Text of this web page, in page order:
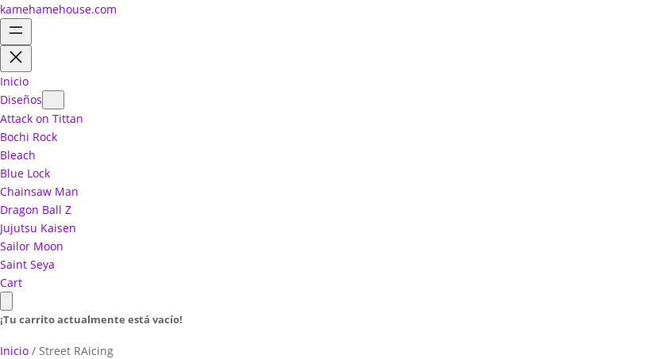
kamehamehouse.com
Inicio
Diseños
Attack on Tittan
Bochi Rock
Bleach
Blue Lock
Chainsaw Man
Dragon Ball Z
Jujutsu Kaisen
Sailor Moon
Saint Seya
Cart
¡Tu carrito actualmente está vacío!
Inicio / Street RAicing